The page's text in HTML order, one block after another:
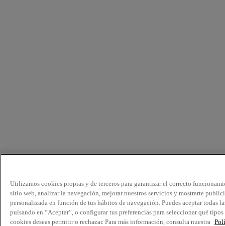
Utilizamos cookies propias y de terceros para garantizar el correcto
sitio web, analizar la navegación, mejorar nuestros servicios y mostrarte
personalizada en función de tus hábitos de navegación. Puedes aceptar todas
pulsando en “Aceptar”, o configurar tus preferencias para seleccionar qué tipos
cookies deseas permitir o rechazar. Para más información, consulta nuestra